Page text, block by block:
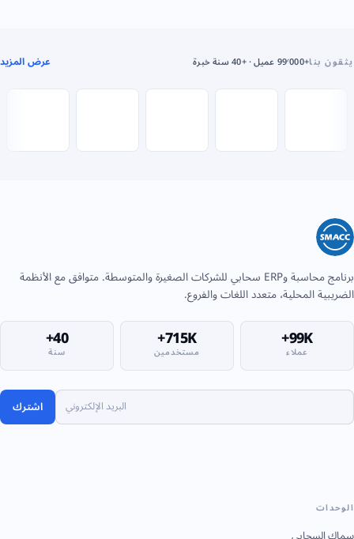
يثقون بنا+99٬000 عميل · +40 سنة خبرة عرض المزيد
برنامج محاسبة وERP سحابي للشركات الصغيرة والمتوسطة. متوافق مع الأنظمة
الضريبية المحلية، متعدد اللغات والفروع.
99K+
عملاء 715K+
مستخدمين 40+
سنة
اشترك
الوحدات